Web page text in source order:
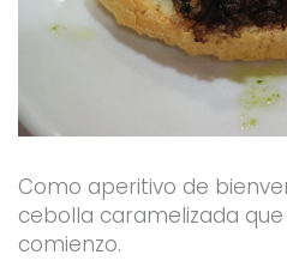
Como aperitivo de
cebolla caramelizada
comienzo.